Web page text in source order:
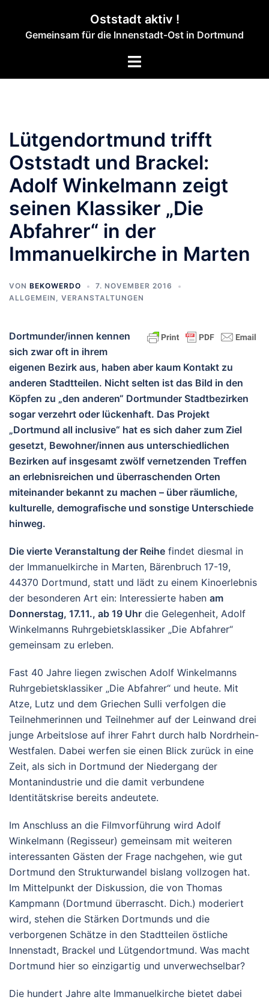
springen
Oststadt aktiv !
Gemeinsam für die Innenstadt-Ost in Dortmund
Menü
Lütgendortmund trifft
Oststadt und Brackel:
Adolf Winkelmann zeigt
seinen Klassiker „Die
Abfahrer“ in der
Immanuelkirche in Marten
VON BEKOWERDO
7. NOVEMBER 2016
ALLGEMEIN , VERANSTALTUNGEN
Dortmunder/innen kennen
sich zwar oft in ihrem
eigenen Bezirk aus, haben aber kaum Kontakt zu
anderen Stadtteilen. Nicht selten ist das Bild in den
Köpfen zu „den anderen“ Dortmunder Stadtbezirken
sogar verzehrt oder lückenhaft. Das Projekt
„Dortmund all inclusive“ hat es sich daher zum Ziel
gesetzt, Bewohner/innen aus unterschiedlichen
Bezirken auf insgesamt zwölf vernetzenden Treffen
an erlebnisreichen und überraschenden Orten
miteinander bekannt zu machen – über räumliche,
kulturelle, demografische und sonstige Unterschiede
hinweg.
Die vierte Veranstaltung der Reihe findet diesmal in
der Immanuelkirche in Marten, Bärenbruch 17-19,
44370 Dortmund, statt und lädt zu einem Kinoerlebnis
der besonderen Art ein: Interessierte haben am
Donnerstag, 17.11., ab 19 Uhr die Gelegenheit, Adolf
Winkelmanns Ruhrgebietsklassiker „Die Abfahrer“
gemeinsam zu erleben.
Fast 40 Jahre liegen zwischen Adolf Winkelmanns
Ruhrgebietsklassiker „Die Abfahrer“ und heute. Mit
Atze, Lutz und dem Griechen Sulli verfolgen die
Teilnehmerinnen und Teilnehmer auf der Leinwand drei
junge Arbeitslose auf ihrer Fahrt durch halb Nordrhein-
Westfalen. Dabei werfen sie einen Blick zurück in eine
Zeit, als sich in Dortmund der Niedergang der
Montanindustrie und die damit verbundene
Identitätskrise bereits andeutete.
Im Anschluss an die Filmvorführung wird Adolf
Winkelmann (Regisseur) gemeinsam mit weiteren
interessanten Gästen der Frage nachgehen, wie gut
Dortmund den Strukturwandel bislang vollzogen hat.
Im Mittelpunkt der Diskussion, die von Thomas
Kampmann (Dortmund überrascht. Dich.) moderiert
wird, stehen die Stärken Dortmunds und die
verborgenen Schätze in den Stadtteilen östliche
Innenstadt, Brackel und Lütgendortmund. Was macht
Dortmund hier so einzigartig und unverwechselbar?
Die hundert Jahre alte Immanuelkirche bietet dabei